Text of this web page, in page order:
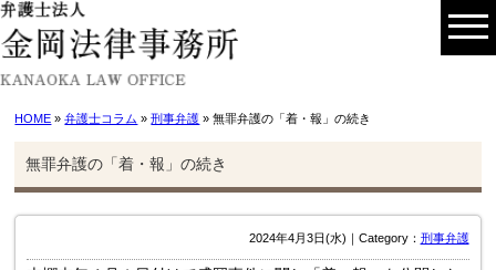
HOME »弁護士コラム »刑事弁護 » 無罪弁護の「着・報」の続き
無罪弁護の「着・報」の続き
2024年4月3日(水)｜Category： 刑事弁護